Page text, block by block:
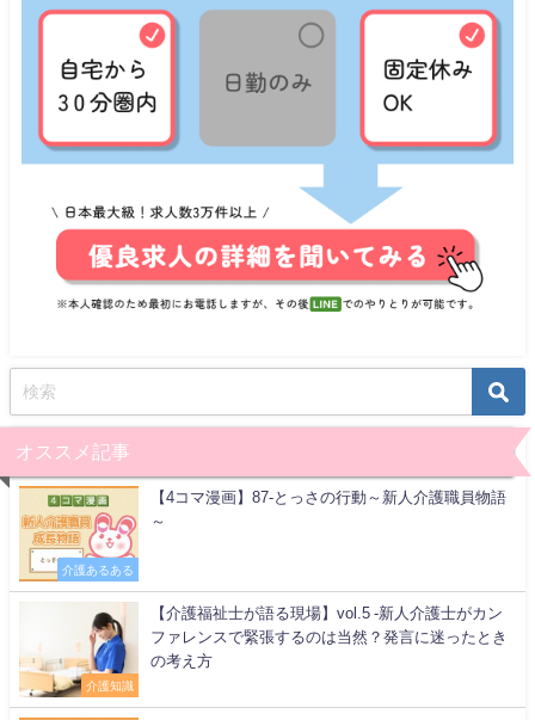
オススメ記事
介護あるある
【4コマ漫画】87-とっさの行動～新人介護職員物語
～
介護知識
【介護福祉士が語る現場】vol.5 -新人介護士がカン
ファレンスで緊張するのは当然？発言に迷ったとき
の考え方